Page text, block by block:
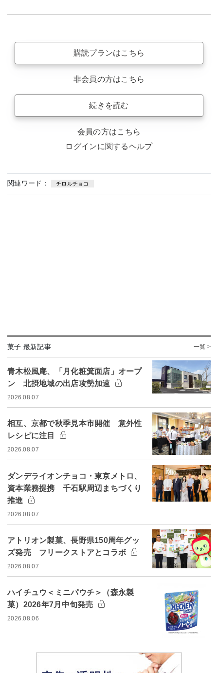
購読プランはこちら
非会員の方はこちら
続きを読む
会員の方はこちら
ログインに関するヘルプ
関連ワード： チロルチョコ
菓子 最新記事 一覧 >
青木松風庵、「月化粧箕面店」オープ
ン 北摂地域の出店攻勢加速
2026.08.07
相互、京都で秋季見本市開催 意外性
レシピに注目
2026.08.07
ダンデライオンチョコ・東京メトロ、
資本業務提携 千石駅周辺まちづくり
推進
2026.08.07
アトリオン製菓、長野県150周年グッ
ズ発売 フリークストアとコラボ
2026.08.07
ハイチュウ＜ミニパウチ＞（森永製
菓）2026年7月中旬発売
2026.08.06